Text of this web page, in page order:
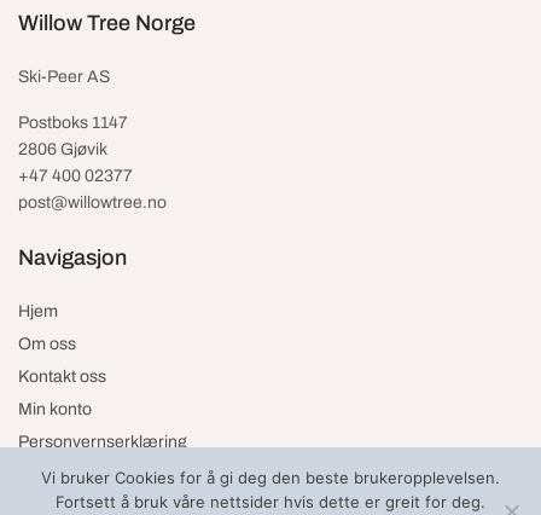
Willow Tree Norge
Ski-Peer AS
Postboks 1147
2806 Gjøvik
+47 400 02377
post@willowtree.no
Navigasjon
Hjem
Om oss
Kontakt oss
Min konto
Personvernserklæring
Vi bruker Cookies for å gi deg den beste brukeropplevelsen.
Fortsett å bruk våre nettsider hvis dette er greit for deg.